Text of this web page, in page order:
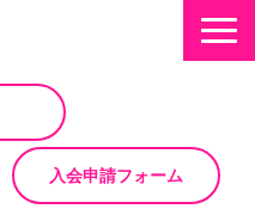
入会申請フォーム